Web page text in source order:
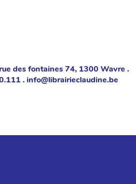
des fontaines 74, 1300 Wavre .
. info@librairieclaudine.be